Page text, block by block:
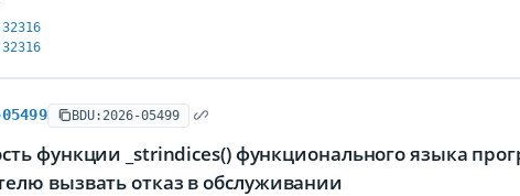
BDU:2026-05499
функции _strindices() функционального языка
вызвать отказ в обслуживании